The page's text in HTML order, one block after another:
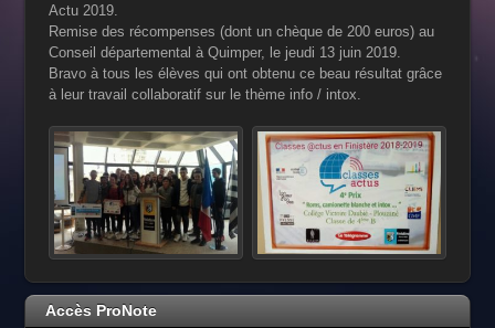
Actu 2019.
Remise des récompenses (dont un chèque de 200 euros) au
Conseil départemental à Quimper, le jeudi 13 juin 2019.
Bravo à tous les élèves qui ont obtenu ce beau résultat grâce
à leur travail collaboratif sur le thème info / intox.
Accès ProNote